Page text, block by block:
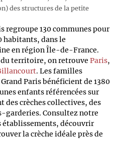
des structures de la petite
regroupe 130 communes pour
habitants, dans le
en région Île-de-France.
territoire, on retrouve Paris,
. Les familles
Paris bénéficient de 1380
enfants référencées sur
des crèches collectives, des
garderies. Consultez notre
établissements, découvrir
la crèche idéale près de